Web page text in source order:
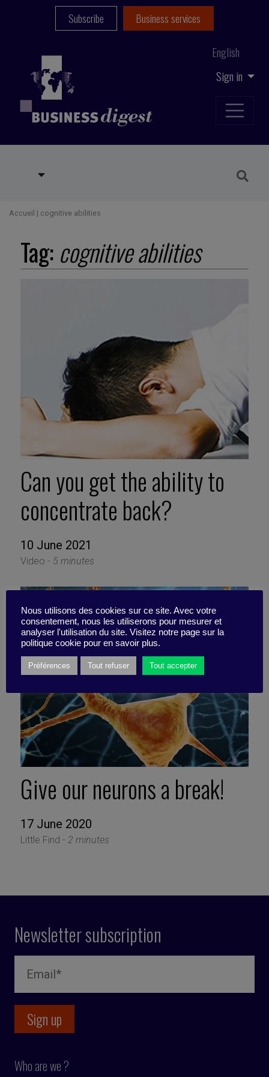
Sign in
English
Subscribe Business services
Accueil | cognitive abilities
Tag: cognitive abilities
Can you get the ability to
concentrate back?
10 June 2021
Video - 5 minutes
Give our neurons a break!
17 June 2020
Little Find - 2 minutes
Newsletter subscription
Who are we ?
Nous utilisons des cookies sur ce site. Avec votre
consentement, nous les utiliserons pour mesurer et
analyser l'utilisation du site. Visitez notre page sur la
politique cookie pour en savoir plus.
Préférences Tout refuser Tout accepter